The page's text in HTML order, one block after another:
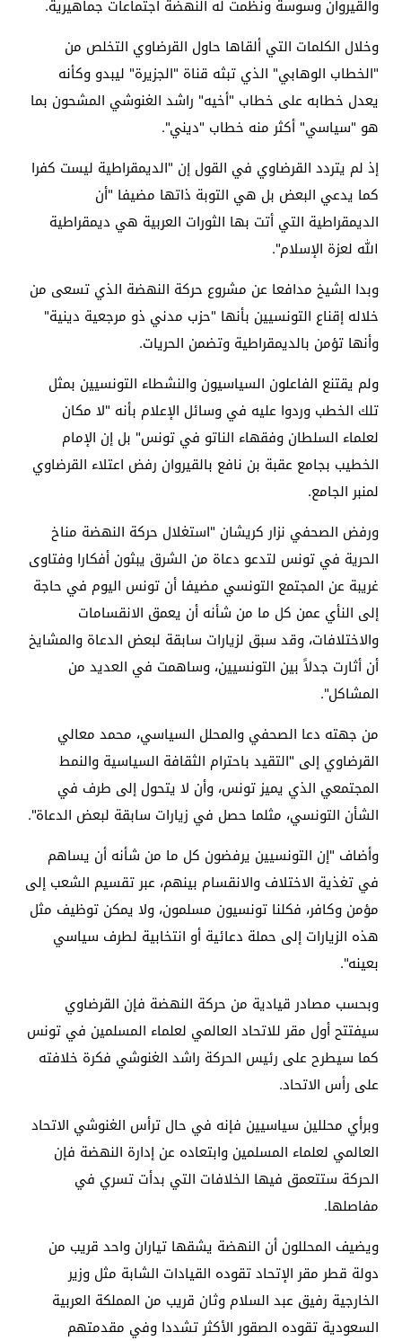
والقيروان وسوسة ونظمت له النهضة اجتماعات جماهيرية.
وخلال الكلمات التي ألقاها حاول القرضاوي التخلص من
"الخطاب الوهابي" الذي تبثه قناة "الجزيرة" ليبدو وكأنه
يعدل خطابه على خطاب "أخيه" راشد الغنوشي المشحون بما
هو "سياسي" أكثر منه خطاب "ديني".
إذ لم يتردد القرضاوي في القول إن "الديمقراطية ليست كفرا
كما يدعي البعض بل هي التوبة ذاتها مضيفا "أن
الديمقراطية التي أتت بها الثورات العربية هي ديمقراطية
الله لعزة الإسلام".
وبدا الشيخ مدافعا عن مشروع حركة النهضة الذي تسعى من
خلاله إقناع التونسيين بأنها "حزب مدني ذو مرجعية دينية"
وأنها تؤمن بالديمقراطية وتضمن الحريات.
ولم يقتنع الفاعلون السياسيون والنشطاء التونسيين بمثل
تلك الخطب وردوا عليه في وسائل الإعلام بأنه "لا مكان
لعلماء السلطان وفقهاء الناتو في تونس" بل إن الإمام
الخطيب بجامع عقبة بن نافع بالقيروان رفض اعتلاء القرضاوي
لمنبر الجامع.
ورفض الصحفي نزار كريشان "استغلال حركة النهضة مناخ
الحرية في تونس لتدعو دعاة من الشرق يبثون أفكارا وفتاوى
غريبة عن المجتمع التونسي مضيفا أن تونس اليوم في حاجة
إلى النأي عمن كل ما من شأنه أن يعمق الانقسامات
والاختلافات، وقد سبق لزيارات سابقة لبعض الدعاة والمشايخ
أن أثارت جدلاً بين التونسيين، وساهمت في العديد من
المشاكل".
من جهته دعا الصحفي والمحلل السياسي، محمد معالي
القرضاوي إلى "التقيد باحترام الثقافة السياسية والنمط
المجتمعي الذي يميز تونس، وأن لا يتحول إلى طرف في
الشأن التونسي، مثلما حصل في زيارات سابقة لبعض الدعاة".
وأضاف "إن التونسيين يرفضون كل ما من شأنه أن يساهم
في تغذية الاختلاف والانقسام بينهم، عبر تقسيم الشعب إلى
مؤمن وكافر، فكلنا تونسيون مسلمون، ولا يمكن توظيف مثل
هذه الزيارات إلى حملة دعائية أو انتخابية لطرف سياسي
بعينه".
وبحسب مصادر قيادية من حركة النهضة فإن القرضاوي
سيفتتح أول مقر للاتحاد العالمي لعلماء المسلمين في تونس
كما سيطرح على رئيس الحركة راشد الغنوشي فكرة خلافته
على رأس الاتحاد.
وبرأي محللين سياسيين فإنه في حال ترأس الغنوشي الاتحاد
العالمي لعلماء المسلمين وابتعاده عن إدارة النهضة فإن
الحركة ستتعمق فيها الخلافات التي بدأت تسري في
مفاصلها.
ويضيف المحللون أن النهضة يشقها تياران واحد قريب من
دولة قطر مقر الإتحاد تقوده القيادات الشابة مثل وزير
الخارجية رفيق عبد السلام وثان قريب من المملكة العربية
السعودية تقوده الصقور الأكثر تشددا وفي مقدمتهم